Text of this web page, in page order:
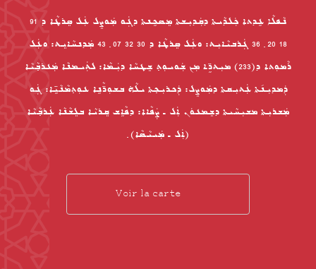
ܢܵܦܠܵܐ ܥܹܕܬܐ ܟܲܠܕܵܝܬܐ ܕܩܲܕܝܼܫܬܐ ܡܸܣܟܹܢܬܐ ܕܓܲܘ ܡܲܘܨܸܠ ܥܲܠ ܣܸܪܛܵܐ ܕ 91
18 20 ݂ 36 ܓܲܪܒܝܵܐܝܼܬ: ܘܥܲܠ ܣܸܪܛܵܐ ܕ 30 32 07 ݂ 43 ܡܲܕܢܚܵܐܝܸܬ: ܘܥܲܠ
ܪܵܡܘܼܬܐ ܕ(233) ܡܝܼܬܖܹ̈ܐ ܡܼܢ ܫܲܘܝܘܼܬ݂ ܫܸܛܚܵܐ ܕܝܲܡܵܐ: ܠܬܲܝܡܢܵܐ ܡܲܥܪܒ݂ܵܝܵܐ
ܕܲܡܕܝܼܢ݇ܬܐ ܥܲܬܝܼܩܬܐ ܕܡܲܘܨܸܠ: ܕܲܟܪܝܼܟ݂ܬܐ ܝܠܵܗ̇ ܒܫܘܼܖ̈ܵܢܹܐ ܥܘܼܬ݂ܡܵܢܵܝܹ̈ܐ: ܓܲܘ
ܡܲܫܪܝܼܬܐ ܡܫܝܼܚܵܝܬܐ ܕܫܸܡܥܘܿܢ ܐܲܠ ـ ܨܲܦܵܐܐ: ܕܦܵܐܹܫ ܩܸܪܝܵܐ ܒܠܸܫܵܢܵܐ ܥܲܪܒ݂ܵܝܵܐ
(ܐܲܠ ـ ܡܲܝܝܵܣܵܐ) ݂
Voir la carte